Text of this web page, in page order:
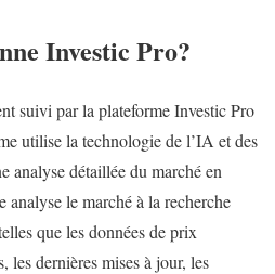
Investic Pro?
suivi par la plateforme Investic Pro
utilise la technologie de l’IA et des
analyse détaillée du marché en
analyse le marché à la recherche
que les données de prix
les dernières mises à jour, les